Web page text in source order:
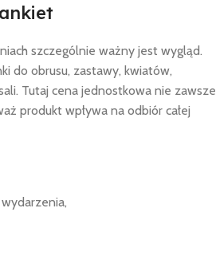
szczególnie ważny jest wygląd.
do obrusu, zastawy, kwiatów,
Tutaj cena jednostkowa nie zawsze
produkt wpływa na odbiór całej